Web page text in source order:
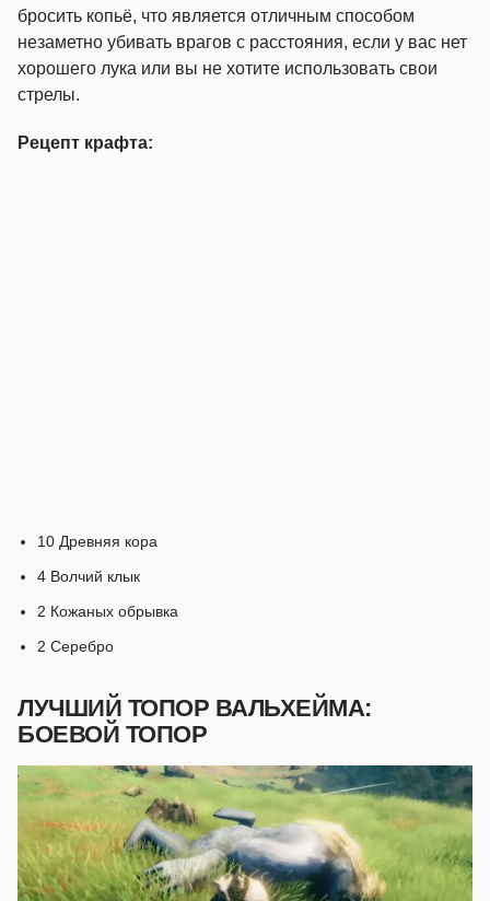
бросить копьё, что является отличным способом
незаметно убивать врагов с расстояния, если у вас нет
хорошего лука или вы не хотите использовать свои
стрелы.
Рецепт крафта:
10 Древняя кора
4 Волчий клык
2 Кожаных обрывка
2 Серебро
ЛУЧШИЙ ТОПОР ВАЛЬХЕЙМА:
БОЕВОЙ ТОПОР